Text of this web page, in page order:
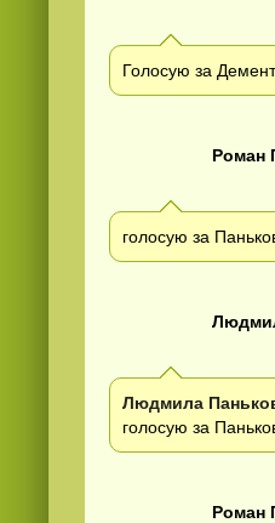
Голосую за
Роман
голосую за
Людмила
голосую за
Роман